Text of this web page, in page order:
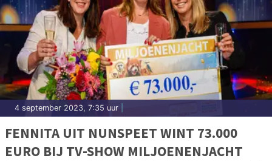
4 september 2023, 7:35 uur
FENNITA UIT NUNSPEET WINT 73.000
EURO BIJ TV-SHOW MILJOENENJACHT